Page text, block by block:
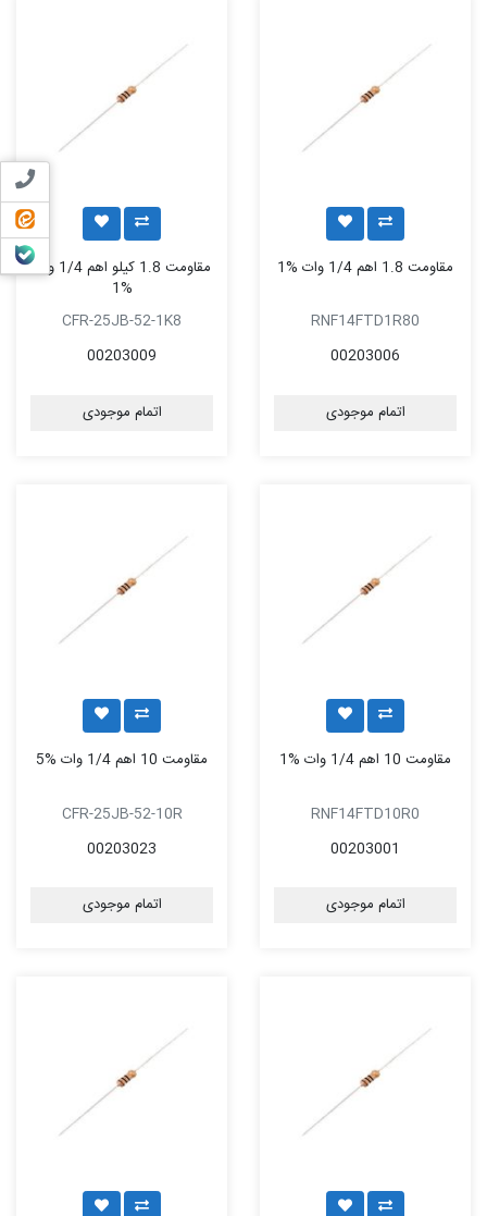
تماس
ایتا
بله
مقاومت 1.8 اهم 1/4 وات %1
RNF14FTD1R80
00203006
اتمام موجودی
مقاومت 1.8 کیلو اهم 1/4 وات
%1
CFR-25JB-52-1K8
00203009
اتمام موجودی
مقاومت 10 اهم 1/4 وات %1
RNF14FTD10R0
00203001
اتمام موجودی
مقاومت 10 اهم 1/4 وات %5
CFR-25JB-52-10R
00203023
اتمام موجودی